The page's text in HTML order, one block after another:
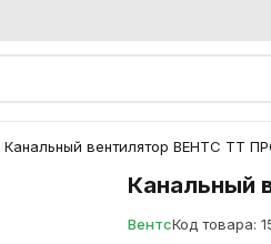
Канальный вентилятор ВЕНТС ТТ
Канальный
ВентсКод товара: